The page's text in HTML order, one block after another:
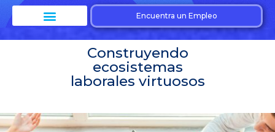
Encuentra un Empleo
Construyendo
ecosistemas
laborales virtuosos